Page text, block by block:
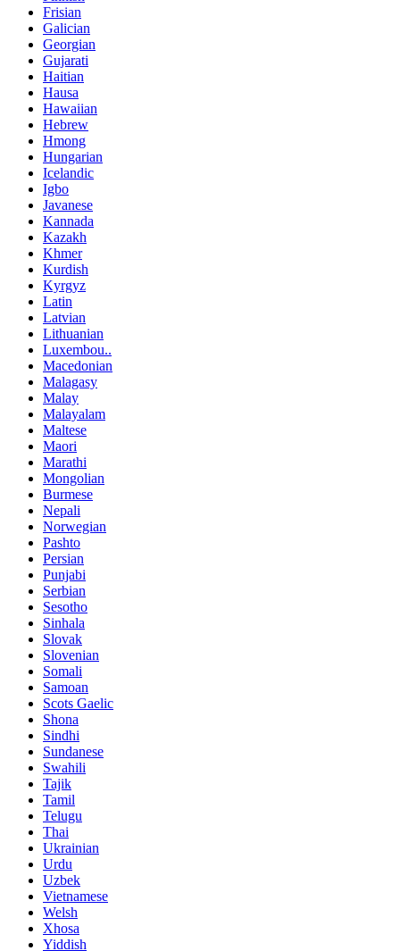
Frisian
Galician
Georgian
Gujarati
Haitian
Hausa
Hawaiian
Hebrew
Hmong
Hungarian
Icelandic
Igbo
Javanese
Kannada
Kazakh
Khmer
Kurdish
Kyrgyz
Latin
Latvian
Lithuanian
Luxembou..
Macedonian
Malagasy
Malay
Malayalam
Maltese
Maori
Marathi
Mongolian
Burmese
Nepali
Norwegian
Pashto
Persian
Punjabi
Serbian
Sesotho
Sinhala
Slovak
Slovenian
Somali
Samoan
Scots Gaelic
Shona
Sindhi
Sundanese
Swahili
Tajik
Tamil
Telugu
Thai
Ukrainian
Urdu
Uzbek
Vietnamese
Welsh
Xhosa
Yiddish